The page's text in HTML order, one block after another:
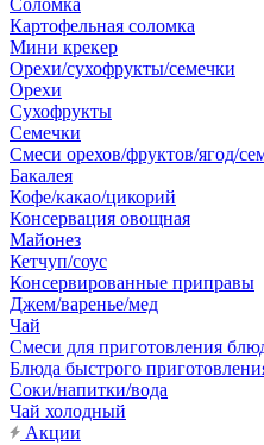
Соломка
Картофельная соломка
Мини крекер
Орехи/сухофрукты/семечки
Орехи
Сухофрукты
Семечки
Смеси орехов/фруктов/ягод/
Бакалея
Кофе/какао/цикорий
Консервация овощная
Майонез
Кетчуп/соус
Консервированные приправы
Джем/варенье/мед
Чай
Смеси для приготовления
Блюда быстрого
Соки/напитки/вода
Чай холодный
Акции